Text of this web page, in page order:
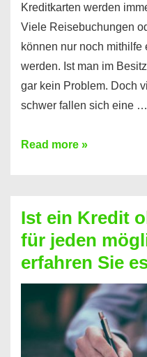
Kreditkarten werden
Viele Reisebuchungen
können nur noch
werden. Ist man im
gar kein Problem. Doch
schwer fallen sich eine …
Kreditkarte
Prepaid
ist
nicht
nur
für
Handy
Read more »
Ist ein Kredit
für jeden
erfahren Sie